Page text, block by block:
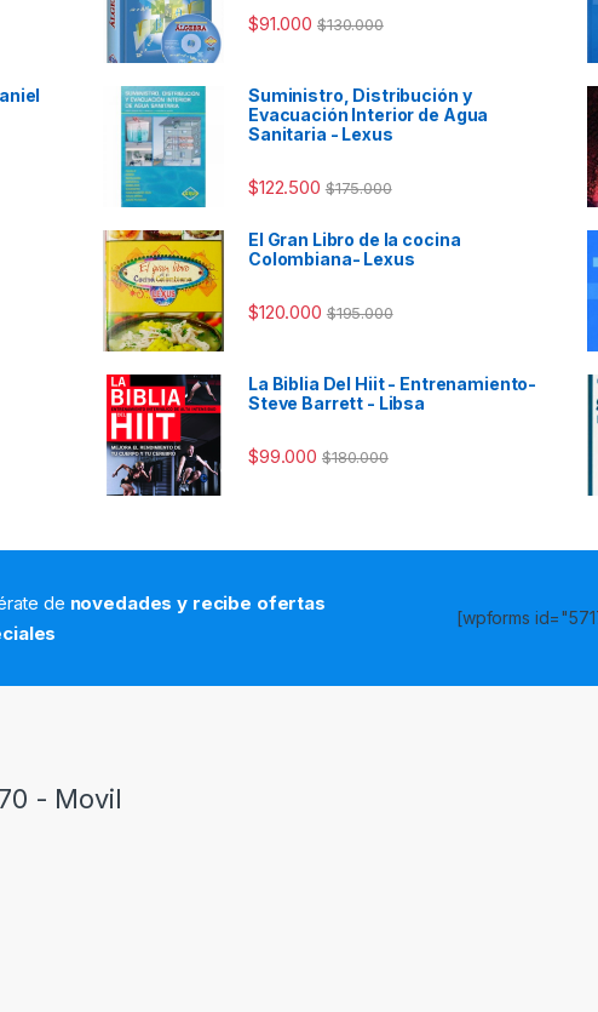
$91.000 $130.000
Suministro, Distribución y
Evacuación Interior de Agua
Sanitaria - Lexus
$122.500 $175.000
El Gran Libro de la cocina
Colombiana- Lexus
$120.000 $195.000
La Biblia Del Hiit - Entrenamiento-
Steve Barrett - Libsa
$99.000 $180.000
de novedades y recibe ofertas
[wpforms
- Movil